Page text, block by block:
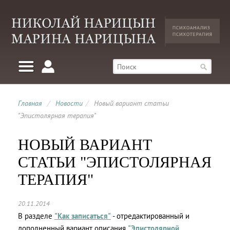
Главная / Новости /
Новый вариант статьи
"Эпистолярная терапия"
НОВЫЙ ВАРИАНТ
СТАТЬИ "ЭПИСТОЛЯРНАЯ
ТЕРАПИЯ"
20.11.2014
В разделе "Как записаться"- отредактированный и
дополненный вариант описания "Эпистолярной